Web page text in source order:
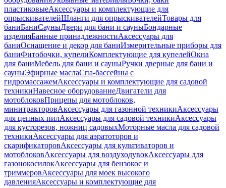
пластиковыеАксессуары и комплектующие для
опрыскивателейШланги для опрыскивателейТовары для
баниБаниСауныДвери для бани и сауныБондарные
изделияБанные принадлежностиАксессуары для
баниОснащение и декор для баниИзмерительные приборы для
баниФитобочки, купелиКомплектующие для купелейОкна
для баниМебель для бани и сауныРучки дверные для бани и
сауныЭфирные маслаСпа-бассейны с
гидромассажемАксессуары и комплектующие для садовой
техникиНавесное оборудованиеДвигатели для
мотоблоковПрицепы для мотоблоков,
минитракторовАксессуары для газонной техникиАксессуары
для цепных пилАксессуары для садовой техникиАксессуары
для кусторезов, ножниц садовыхМоторные масла для садовой
техникиАксессуары для аэратоторов и
скарификаторовАксессуары для культиваторов и
мотоблоковАксессуары для воздуходувокАксессуары для
газонокосилокАксессуары для бензокос и
триммеровАксессуары для моек высокого
давленияАксессуары и комплектующие для